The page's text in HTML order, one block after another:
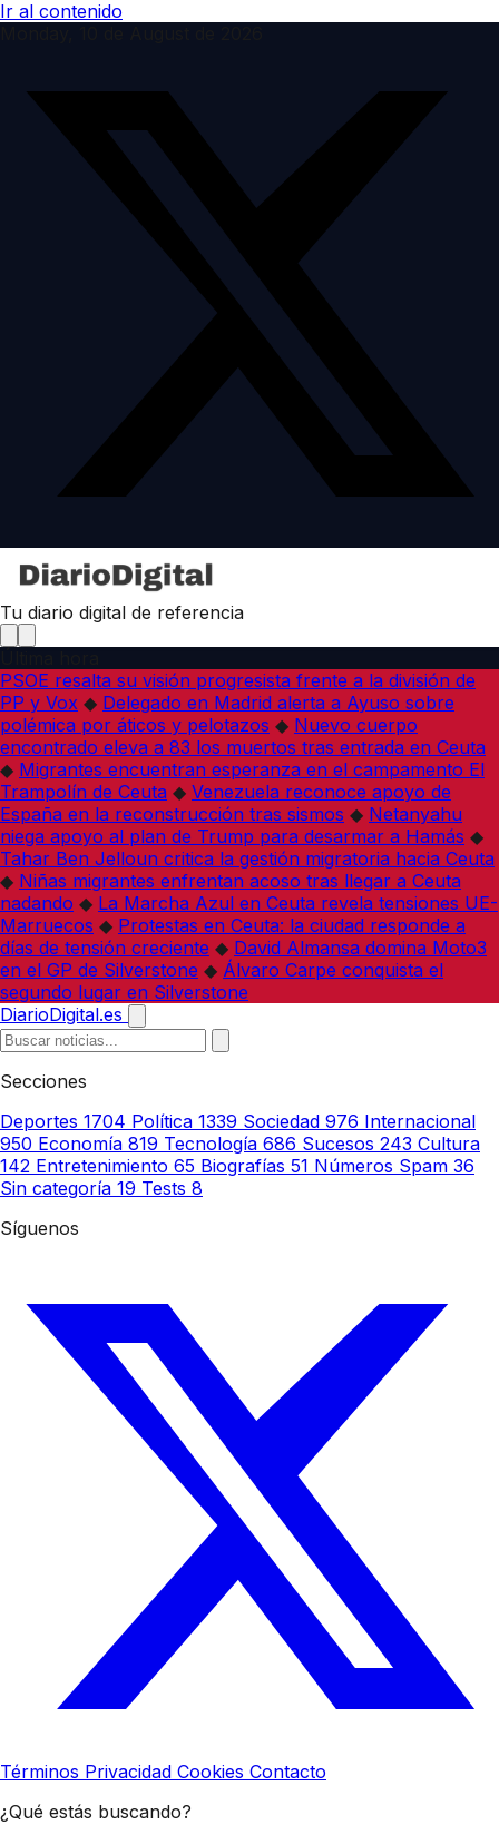
Ir al contenido
Tu diario digital de referencia
PSOE resalta su visión progresista frente a la división de
PP y Vox ◆ Delegado en Madrid alerta a Ayuso sobre
polémica por áticos y pelotazos ◆ Nuevo cuerpo
encontrado eleva a 83 los muertos tras entrada en Ceuta
◆ Migrantes encuentran esperanza en el campamento El
Trampolín de Ceuta ◆ Venezuela reconoce apoyo de
España en la reconstrucción tras sismos ◆ Netanyahu
niega apoyo al plan de Trump para desarmar a Hamás ◆
Tahar Ben Jelloun critica la gestión migratoria hacia Ceuta
◆ Niñas migrantes enfrentan acoso tras llegar a Ceuta
nadando ◆ La Marcha Azul en Ceuta revela tensiones UE-
Marruecos ◆ Protestas en Ceuta: la ciudad responde a
días de tensión creciente ◆ David Almansa domina Moto3
en el GP de Silverstone ◆ Álvaro Carpe conquista el
segundo lugar en Silverstone
DiarioDigital.es
Secciones
Deportes 1704 Política 1339 Sociedad 976 Internacional
950 Economía 819 Tecnología 686 Sucesos 243 Cultura
142 Entretenimiento 65 Biografías 51 Números Spam 36
Sin categoría 19 Tests 8
Síguenos
Términos Privacidad Cookies Contacto
¿Qué estás buscando?